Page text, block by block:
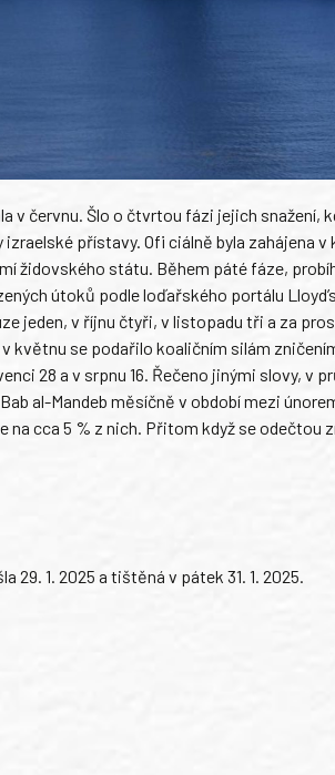
v červnu. Šlo o čtvrtou fázi jejich snažení,
přístavy. Ofi ciálně byla zahájena v
židovského státu. Během páté fáze,
útoků podle loďařského portálu
jeden, v říjnu čtyři, v listopadu tři a za
květnu se podařilo koaličním silám
28 a v srpnu 16. Řečeno jinými slovy, v
al-Mandeb měsíčně v období mezi
cca 5 % z nich. Přitom když se odečtou
1. 2025 a tištěná v pátek 31. 1. 2025.